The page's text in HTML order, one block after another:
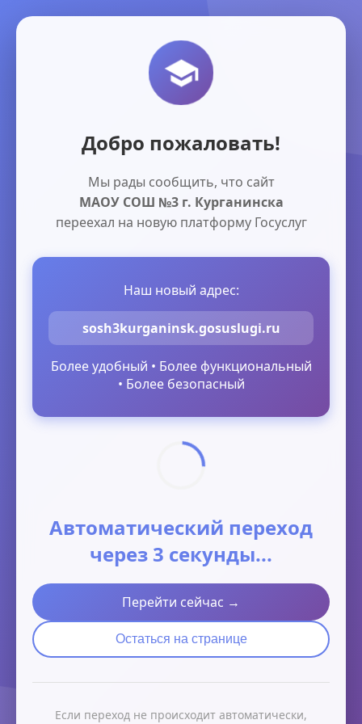
Добро пожаловать!
Мы рады сообщить, что сайт
МАОУ СОШ №3 г. Курганинска
переехал на новую платформу Госуслуг
Наш новый адрес:
sosh3kurganinsk.gosuslugi.ru
Более удобный • Более функциональный
• Более безопасный
Автоматический переход
через 3 секунды...
Перейти сейчас →
Остаться на странице
Если переход не происходит автоматически,